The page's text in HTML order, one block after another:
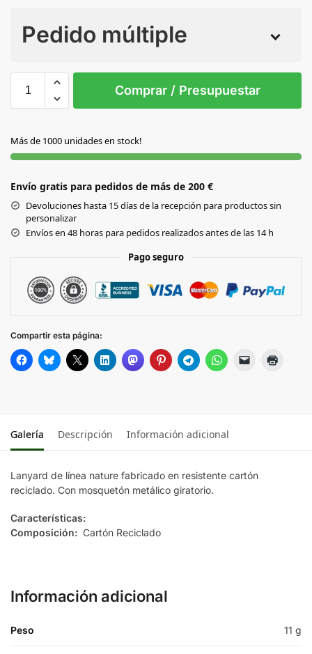
Pedido múltiple
Comprar / Presupuestar
Más de 1000 unidades en stock!
Envío gratis para pedidos de más de 200 €
Devoluciones hasta 15 días de la recepción para productos sin
personalizar
Envíos en 48 horas para pedidos realizados antes de las 14 h
Pago seguro
Compartir esta página:
Galería Descripción Información adicional
Lanyard de línea nature fabricado en resistente cartón
reciclado. Con mosquetón metálico giratorio.
Características:
Composición: Cartón Reciclado
Información adicional
Peso 11 g